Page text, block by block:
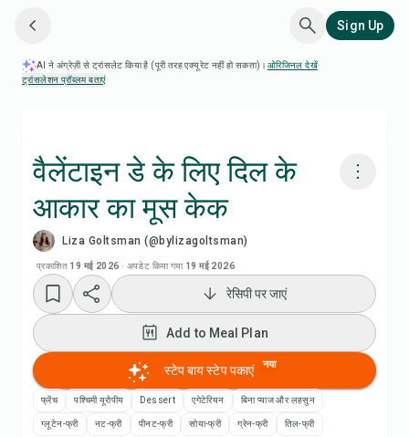
Sign Up
AI ने अंग्रेज़ी से ट्रांसलेट किया है (पूरी तरह एक्यूरेट नहीं हो सकता)। ओरिजिनल देखें·
ट्रांसलेशन प्रॉब्लम बताएं
वैलेंटाइन डे के लिए दिल के
आकार का मूस केक
Liza Goltsman (@bylizagoltsman)
प्रकाशित 19 मई 2026 · अपडेट किया गया 19 मई 2026
Chefadora AI से पकाएं
Add to Meal Plan
Add to Shopping List
रेसिपी नोट्स
रेसिपी पर जाएं
Add to Meal Plan
स्टेप बाय स्टेप पकाएं नया
फ्रेंच पश्चिमी यूरोपीय Dessert एगेटेरियन बिना प्याज और लहसुन
ग्लूटेन-फ्री नट-फ्री पीनट-फ्री सोया-फ्री ग्रेन-फ्री
तिल-फ्री